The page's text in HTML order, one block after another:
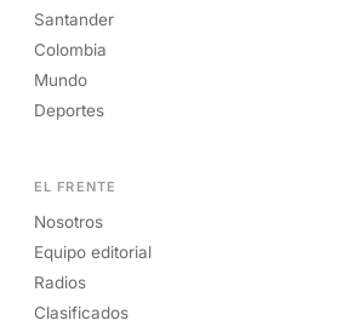
Santander
Colombia
Mundo
Deportes
EL FRENTE
Nosotros
Equipo editorial
Radios
Clasificados